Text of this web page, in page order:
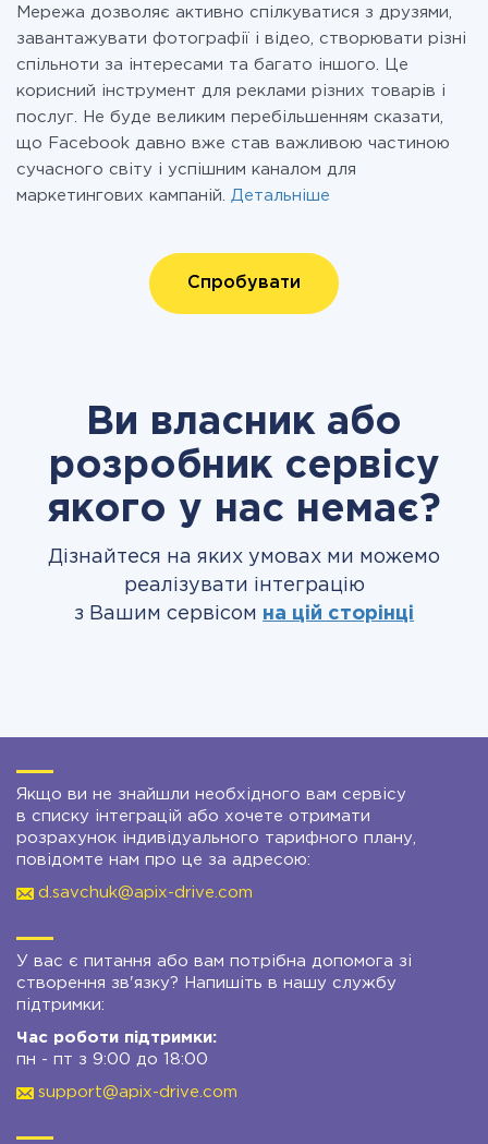
Мережа дозволяє активно спілкуватися з друзями,
завантажувати фотографії і відео, створювати різні
спільноти за інтересами та багато іншого. Це
корисний інструмент для реклами різних товарів і
послуг. Не буде великим перебільшенням сказати,
що Facebook давно вже став важливою частиною
сучасного світу і успішним каналом для
маркетингових кампаній. Детальніше
Спробувати
Ви власник або
розробник сервісу
якого у нас немає?
Дізнайтеся на яких умовах ми можемо
реалізувати інтеграцію
з Вашим сервісом на цій сторінці
Якщо ви не знайшли необхідного вам сервісу
в списку інтеграцій або хочете отримати
розрахунок індивідуального тарифного плану,
повідомте нам про це за адресою:
d.savchuk@apix-drive.com
У вас є питання або вам потрібна допомога зі
створення зв'язку? Напишіть в нашу службу
підтримки:
Час роботи підтримки:
пн - пт з 9:00 до 18:00
support@apix-drive.com